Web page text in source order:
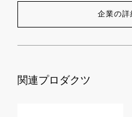
企業の詳
関連プロダクツ